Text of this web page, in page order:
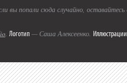
вы попали сюда случайно,
. Логотип — Саша Алексеенко. Иллюстрации